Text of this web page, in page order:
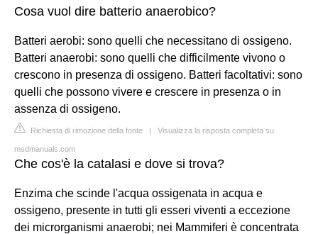
Cosa vuol dire batterio anaerobico?
Batteri aerobi: sono quelli che necessitano di ossigeno.
Batteri anaerobi: sono quelli che difficilmente vivono o
crescono in presenza di ossigeno. Batteri facoltativi: sono
quelli che possono vivere e crescere in presenza o in
assenza di ossigeno.
Richiesta di rimozione della fonte | Visualizza la risposta completa su
msdmanuals.com
Che cos'è la catalasi e dove si trova?
Enzima che scinde l'acqua ossigenata in acqua e
ossigeno, presente in tutti gli esseri viventi a eccezione
dei microrganismi anaerobi; nei Mammiferi è concentrata